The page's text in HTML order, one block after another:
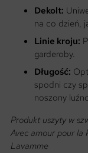
Dekolt:
na co dzień,
Linie kroju:
garderoby.
Długość:
spodni czy
noszony
Produkt uszyty w
Avec amour pour la
Lavamme